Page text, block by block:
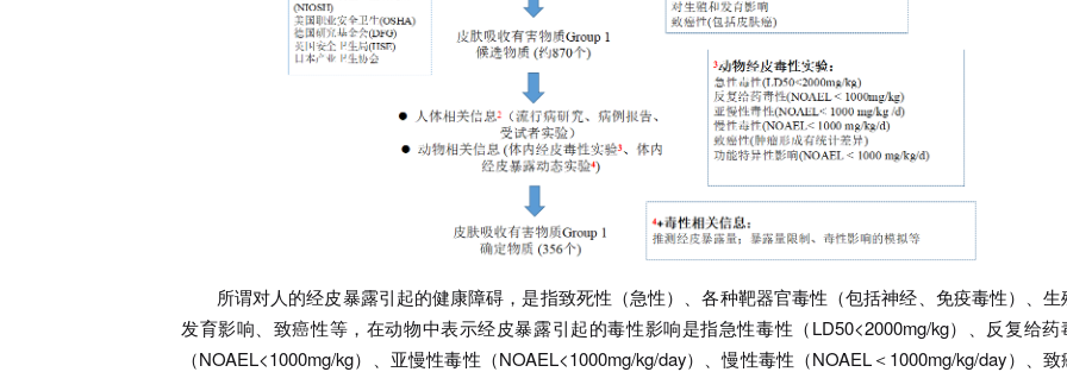
所谓对人的经皮暴露引起的健康障碍，是指致死性（急性）、各种靶器官毒性（包括神经、免疫毒性）、生
发育影响、致癌性等，在动物中表示经皮暴露引起的毒性影响是指急性毒性（LD50<2000mg/kg）、反复给药
（NOAEL<1000mg/kg）、亚慢性毒性（NOAEL<1000mg/kg/day）、慢性毒性（NOAEL＜1000mg/kg/day）、